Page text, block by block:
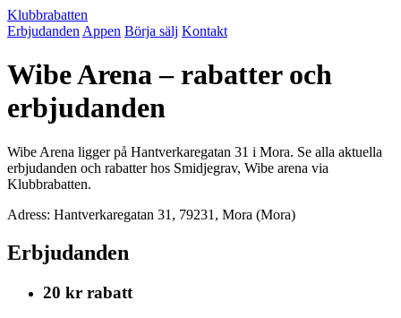
Klubbrabatten
Erbjudanden Appen Börja sälj Kontakt
Wibe Arena – rabatter och
erbjudanden
Wibe Arena ligger på Hantverkaregatan 31 i Mora. Se alla aktuella
erbjudanden och rabatter hos Smidjegrav, Wibe arena via
Klubbrabatten.
Adress: Hantverkaregatan 31, 79231, Mora (Mora)
Erbjudanden
20 kr rabatt